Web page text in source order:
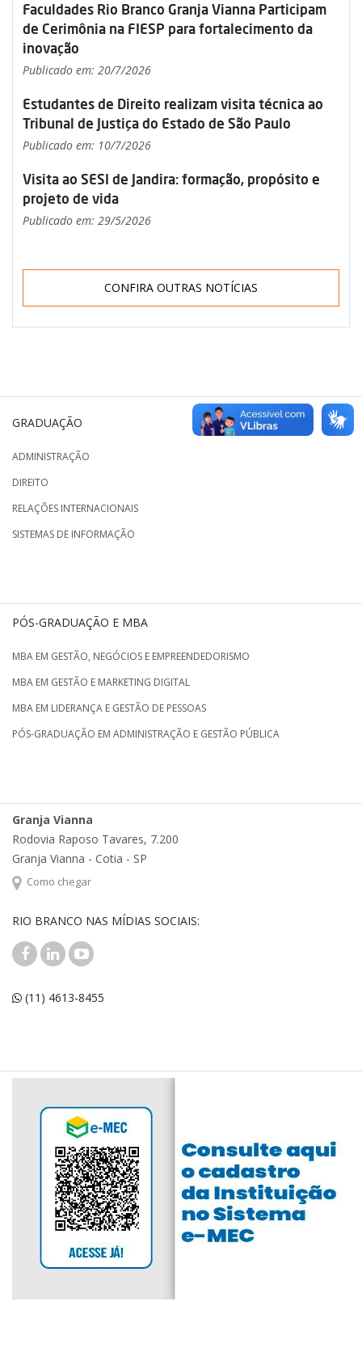
Faculdades Rio Branco Granja Vianna Participam
de Cerimônia na FIESP para fortalecimento da
inovação
Publicado em: 20/7/2026
Estudantes de Direito realizam visita técnica ao
Tribunal de Justiça do Estado de São Paulo
Publicado em: 10/7/2026
Visita ao SESI de Jandira: formação, propósito e
projeto de vida
Publicado em: 29/5/2026
CONFIRA OUTRAS NOTÍCIAS
GRADUAÇÃO
ADMINISTRAÇÃO
DIREITO
RELAÇÕES INTERNACIONAIS
SISTEMAS DE INFORMAÇÃO
PÓS-GRADUAÇÃO E MBA
MBA EM GESTÃO, NEGÓCIOS E EMPREENDEDORISMO
MBA EM GESTÃO E MARKETING DIGITAL
MBA EM LIDERANÇA E GESTÃO DE PESSOAS
PÓS-GRADUAÇÃO EM ADMINISTRAÇÃO E GESTÃO PÚBLICA
Granja Vianna
Rodovia Raposo Tavares, 7.200
Granja Vianna - Cotia - SP
Como chegar
RIO BRANCO NAS MÍDIAS SOCIAIS:
(11) 4613-8455